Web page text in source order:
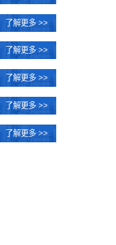
了解更多 >>
了解更多 >>
了解更多 >>
了解更多 >>
了解更多 >>